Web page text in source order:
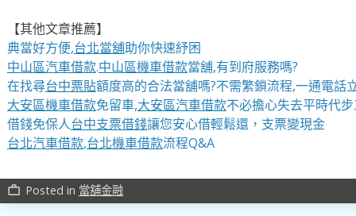
【其他文章推薦】
典當好方便,台北當舖助你快速紓困
中山區汽車借款.中山區機車借款當舖,有到府服務嗎?
在找尋台中票貼額度高的合法當舖嗎?不需繁鎖流程,一通電話
大安區機車借款免留車,大安區汽車借款不必擔心失去平時代
借錢免保人台中支票借錢讓您安心借輕鬆還，支票變現金
台北汽車借款,台北機車借款流程Q&A
work_outline Posted in 當舖金融